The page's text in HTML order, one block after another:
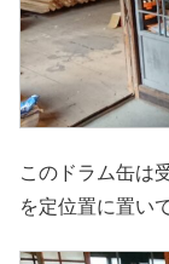
このドラム缶は
を定位置に置い